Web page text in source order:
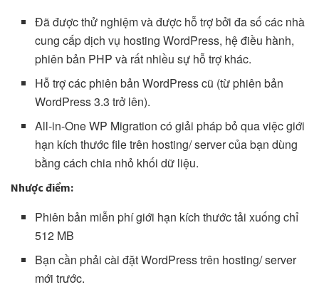
Đã được thử nghiệm và được hỗ trợ bởi đa số các nhà
cung cấp dịch vụ hosting WordPress, hệ điều hành,
phiên bản PHP và rất nhiều sự hỗ trợ khác.
Hỗ trợ các phiên bản WordPress cũ (từ phiên bản
WordPress 3.3 trở lên).
All-in-One WP Migration có giải pháp bỏ qua việc giới
hạn kích thước file trên hosting/ server của bạn dùng
bằng cách chia nhỏ khối dữ liệu.
Nhược điểm:
Phiên bản miễn phí giới hạn kích thước tải xuống chỉ
512 MB
Bạn cần phải cài đặt WordPress trên hosting/ server
mới trước.